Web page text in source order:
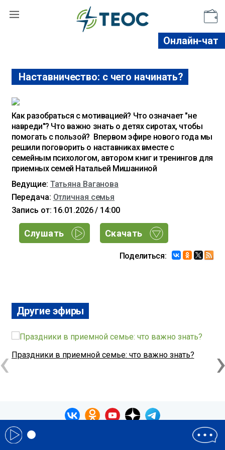
Онлайн-чат
Наставничество: с чего начинать?
Как разобраться с мотивацией? Что означает "не
навреди"? Что важно знать о детях сиротах, чтобы
помогать с пользой? Впервом эфире нового года мы
решили поговорить о наставниках вместе с
семейным психологом, автором книг и тренингов для
приемных семей Натальей Мишаниной
Ведущие: Татьяна Ваганова
Передача: Отличная семья
Запись от: 16.01.2026 / 14:00
Слушать Скачать
Поделиться:
Другие эфиры
Праздники в приемной семье: что важно знать?